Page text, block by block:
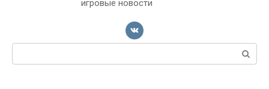
игровые новости
Поиск: